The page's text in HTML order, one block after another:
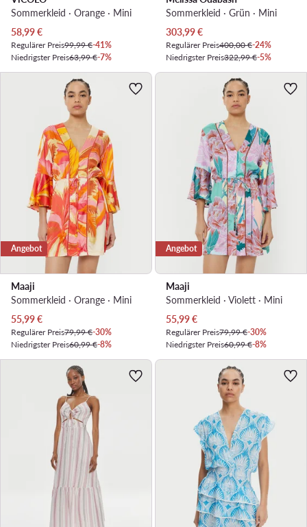
Sommerkleid · Orange · Mini
Aktueller Preis
58,99€
Regulärer Preis99,99 €-41%
Niedrigster Preis63,99 €-7%
Sommerkleid · Grün · Mini
Aktueller Preis
303,99€
Regulärer Preis400,00 €-24%
Niedrigster Preis322,99 €-5%
Angebot
Maaji
Sommerkleid · Orange · Mini
Aktueller Preis
55,99€
Regulärer Preis79,99 €-30%
Niedrigster Preis60,99 €-8%
Angebot
Maaji
Sommerkleid · Violett · Mini
Aktueller Preis
55,99€
Regulärer Preis79,99 €-30%
Niedrigster Preis60,99 €-8%